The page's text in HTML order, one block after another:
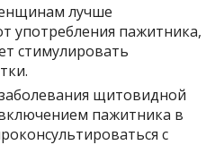
лучше
употребления пажитника,
стимулировать
заболевания щитовидной
пажитника в
с